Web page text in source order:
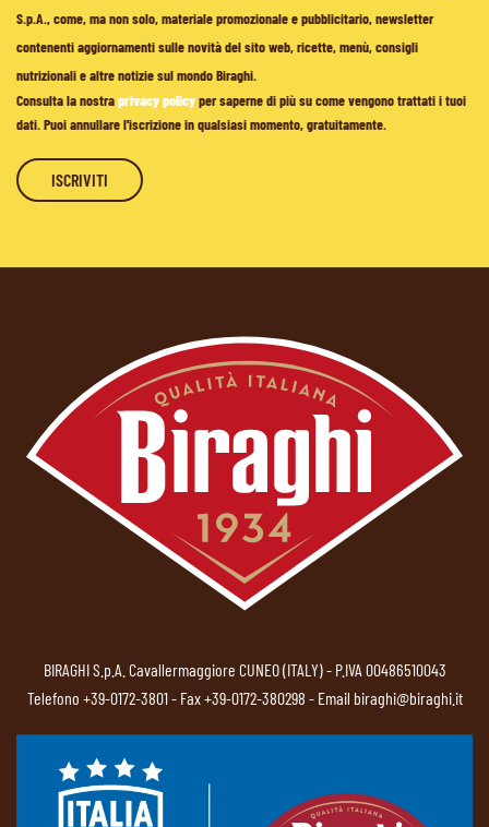
S.p.A., come, ma non solo, materiale promozionale e pubblicitario, newsletter
contenenti aggiornamenti sulle novità del sito web, ricette, menù, consigli
nutrizionali e altre notizie sul mondo Biraghi.
Consulta la nostraprivacy policyper saperne di più su come vengono trattati i tuoi
dati. Puoi annullare l'iscrizione in qualsiasi momento, gratuitamente.
BIRAGHI S.p.A. Cavallermaggiore CUNEO (ITALY) - P.IVA 00486510043
Telefono +39-0172-3801- Fax +39-0172-380298 - Email biraghi@biraghi.it